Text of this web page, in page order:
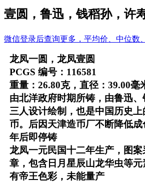
壹圆，鲁迅，钱稻孙，许
微信登录后查询更多，平均价、中位数
龙凤一圆，龙凤壹圆
PCGS 编号：116581
重量：26.80克，直径：39.00毫
由北洋政府时期所铸，由鲁迅
三人设计绘制，也是中国历史
币。后因天津造币厂不断降低
年后即停铸
龙凤一元民国十二年生产，图
章，包含日月星辰山龙华虫等
有帝王色彩，未能量产